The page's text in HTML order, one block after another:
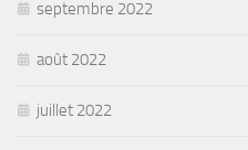
septembre 2022
août 2022
juillet 2022